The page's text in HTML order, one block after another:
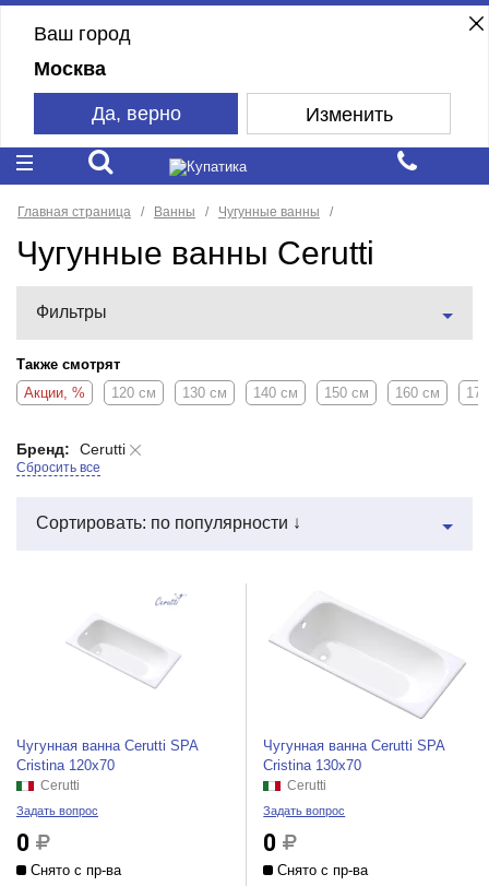
Ваш город
Москва
Да, верно Изменить
Главная страница Ванны Чугунные ванны
Чугунные ванны Cerutti
Фильтры
Также смотрят
Акции, %
120 см 130 см 140 см 150 см 160 см
Бренд: Cerutti
Сбросить все
Сортировать: по популярности ↓
Чугунная ванна Cerutti SPA
Cristina 120x70
Cerutti
Задать вопрос
0
Снято с пр-ва
Чугунная ванна Cerutti SPA
Cristina 130x70
Cerutti
Задать вопрос
0
Снято с пр-ва